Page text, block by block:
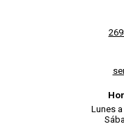
Lunes